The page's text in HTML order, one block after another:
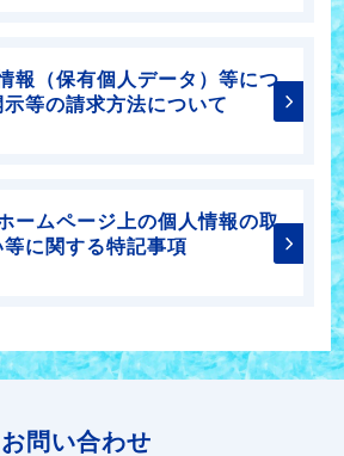
報（保有個人データ）等につ
示等の請求方法について
ームページ上の個人情報の取
等に関する特記事項
お問い合わせ